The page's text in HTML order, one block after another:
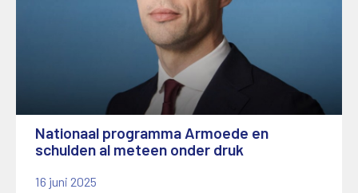
Nationaal programma Armoede en
schulden al meteen onder druk
16 juni 2025